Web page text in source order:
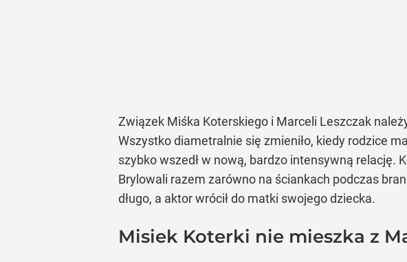
Związek Miśka Koterskiego i Marceli Leszczak
Wszystko diametralnie się zmieniło, kiedy rodzice
szybko wszedł w nową, bardzo intensywną relację.
Brylowali razem zarówno na ściankach podczas
długo, a aktor wrócił do matki swojego dziecka.
Misiek Koterki nie mieszka z